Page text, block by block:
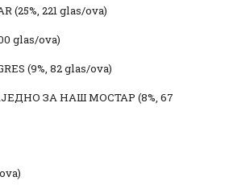
(25%, 221 glas/ova)
glas/ova)
(9%, 82 glas/ova)
ЗА НАШ МОСТАР (8%, 67